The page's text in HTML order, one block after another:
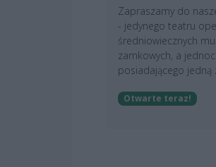
Zapraszamy do
- jedynego teatru
średniowiecznych
zamkowych, a
posiadającego jedną
Otwarte teraz!